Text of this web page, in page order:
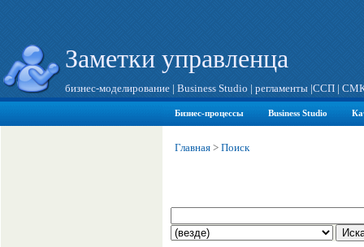
Заметки управленца
бизнес-моделирование | Business Studio | регламенты |ССП |
Бизнес-процессы Business Studio
Главная > Поиск